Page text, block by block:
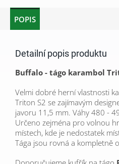
POPIS
Detailní popis produktu
Buffalo - tágo karambol
Velmi dobré herní vlastnosti
Triton S2 se zajímavým
javoru 11,5 mm. Váhy 480 -
Určeno zejména pro volnou
místech, kde je nedostatek
Tága jsou rovná a kompletně